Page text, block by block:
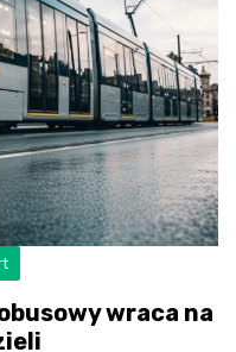
wraca na